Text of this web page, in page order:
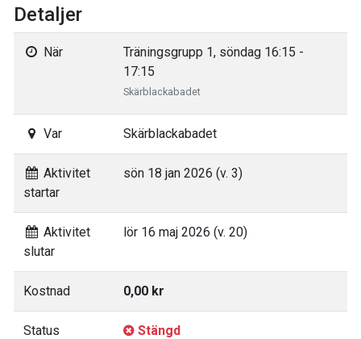
Detaljer
När
Träningsgrupp 1, söndag 16:15 -
17:15
Skärblackabadet
Var Skärblackabadet
Aktivitet
startar
sön 18 jan 2026 (v. 3)
Aktivitet
slutar
lör 16 maj 2026 (v. 20)
Kostnad 0,00 kr
Status Stängd